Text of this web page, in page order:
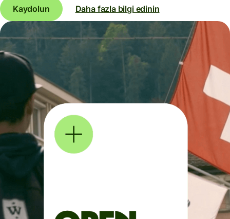
Kaydolun Daha fazla bilgi edinin